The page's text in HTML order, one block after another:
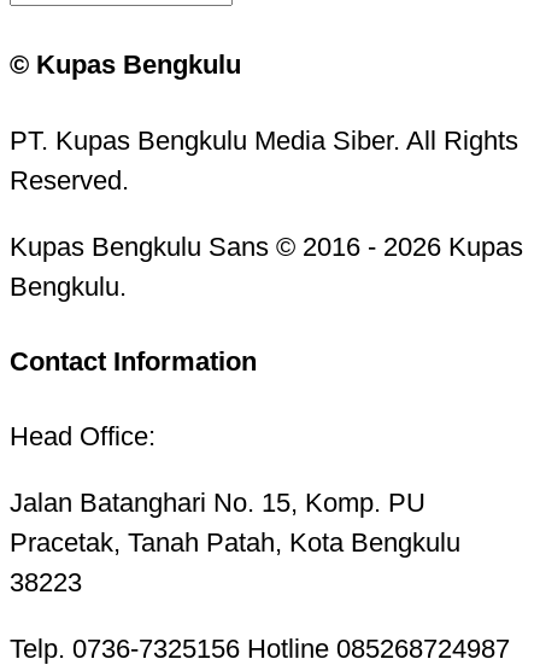
© Kupas Bengkulu
PT. Kupas Bengkulu Media Siber. All Rights
Reserved.
Kupas Bengkulu Sans © 2016 - 2026 Kupas
Bengkulu.
Contact Information
Head Office:
Jalan Batanghari No. 15, Komp. PU
Pracetak, Tanah Patah, Kota Bengkulu
38223
Telp. 0736-7325156 Hotline 085268724987